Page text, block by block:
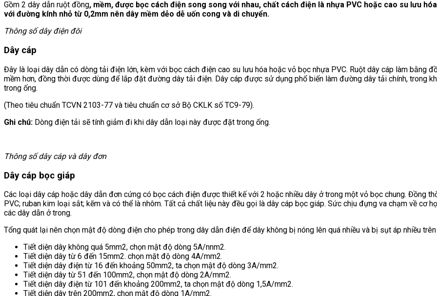
Gồm 2 dây dẫn ruột đồng, mềm, được bọc cách điện song song với nhau, chất cách điện là nhựa PVC hoặc cao su lưu
với đường kính nhỏ từ 0,2mm nên dây mềm dẻo dễ uốn cong và di chuyển.
Thông số dây điện đôi
Dây cáp
Đây là loại dây dẫn có dòng tải điện lớn, kèm với bọc cách điện cao su lưu hóa hoặc vỏ bọc nhựa PVC. Ruột dây cáp làm bằng
mềm hơn, đồng thời được dùng để lắp đặt đường dây tải điện. Dây cáp được sử dụng phổ biến làm đường dây tải chính, trong
trong ống.
(Theo tiêu chuẩn TCVN 2103-77 và tiêu chuẩn cơ sở Bộ CKLK số TC9-79).
Ghi chú: Dòng điện tải sẽ tính giảm đi khi dây dẫn loại này được đặt trong ống.
Thông số dây cáp và dây đơn
Dây cáp bọc giáp
Các loại dây cáp hoặc dây dẫn đơn cứng có bọc cách điện được thiết kế với 2 hoặc nhiều dây ở trong một vỏ bọc chung. Đồng
PVC; ruban kim loại sắt; kẽm và có thể là nhôm. Tất cả chất liệu này đều gọi là dây cáp bọc giáp. Sức chịu đựng va chạm về cơ
các dây dẫn ở trong.
Tổng quát lại nên chọn mật độ dòng điện cho phép trong dây dẫn điện để dây không bị nóng lên quá nhiều và bị sụt áp nhiều
Tiết diện dây không quá 5mm2, chọn mật độ dòng 5A/nnm2.
Tiết diện dây từ 6 đến 15mm2. chọn mặt độ dòng 4A/mm2.
Tiết diện dây điện từ 16 đến khoảng 50mm2, ta chọn mật độ dòng 3A/mm2.
Tiết diện dây từ 51 đến 100mm2, chọn mật độ dòng 2A/mm2.
Tiết diện dây điện từ 101 đến khoảng 200mm2, ta chọn mật độ dòng 1,5A/mm2.
Tiết diện dây trên 200mm2, chọn mật độ dòng 1A/mm2.